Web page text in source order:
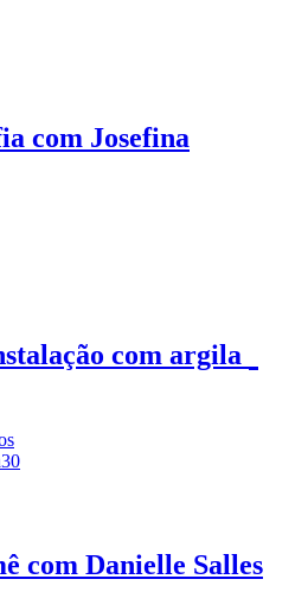
com Josefina
com argila
com Danielle Salles